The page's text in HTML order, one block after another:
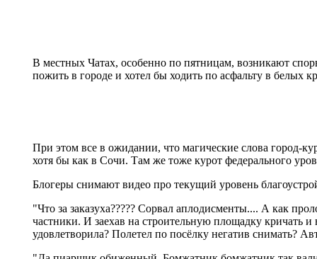
В местных Чатах, особенно по пятницам, возникают
пожить в городе и хотел бы ходить по асфальту в белых
При этом все в ожидании, что магические слова город-
хотя бы как в Сочи. Там же тоже курот федерального
Блогеры снимают видео про текущий уровень
"Что за заказуха????? Сорвал аплодисменты.... А как
частники. И заехав на строительную площадку кричать
удовлетворила? Полетел по посёлку негатив снимать?